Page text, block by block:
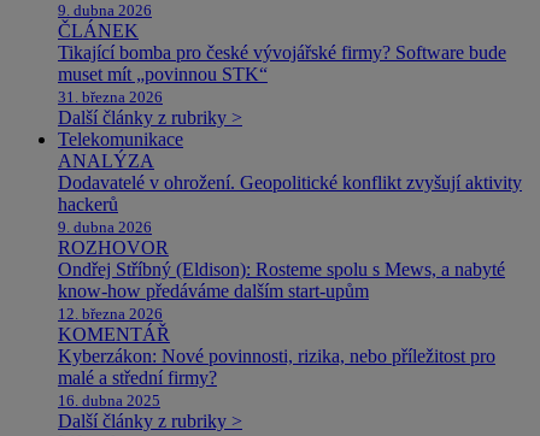
9. dubna 2026
ČLÁNEK
Tikající bomba pro české vývojářské firmy? Software bude
muset mít „povinnou STK“
31. března 2026
Další články z rubriky >
Telekomunikace
ANALÝZA
Dodavatelé v ohrožení. Geopolitické konflikt zvyšují aktivity
hackerů
9. dubna 2026
ROZHOVOR
Ondřej Stříbný (Eldison): Rosteme spolu s Mews, a nabyté
know-how předáváme dalším start-upům
12. března 2026
KOMENTÁŘ
Kyberzákon: Nové povinnosti, rizika, nebo příležitost pro
malé a střední firmy?
16. dubna 2025
Další články z rubriky >